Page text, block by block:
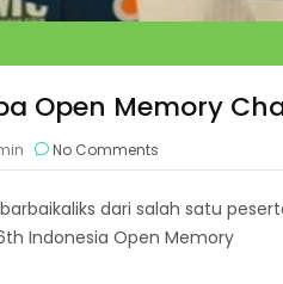
Open Memory
No Comments
dari salah satu
Indonesia Open Memory